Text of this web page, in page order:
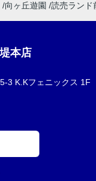
向ヶ丘遊園 読売ランド
本店
3 K.Kフェニックス 1F